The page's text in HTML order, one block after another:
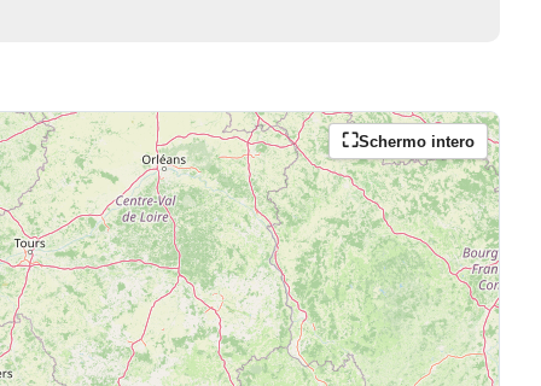
Schermo intero